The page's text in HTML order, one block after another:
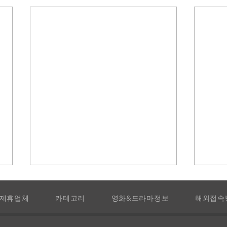
제휴업체 카테고리 영화&드라마정보 해외접속